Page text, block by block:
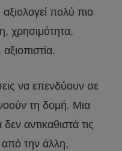
πολύ πιο
χρησιμότητα,
να επενδύουν σε
τη δομή. Μια
αντικαθιστά τις
την άλλη,